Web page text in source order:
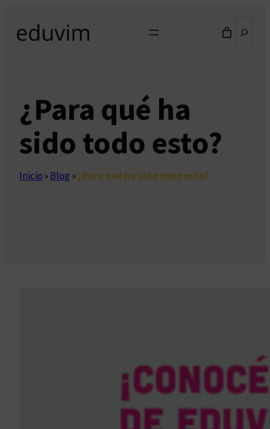
contenido
¿Para qué ha
sido todo esto?
Inicio» Blog »¿Para qué ha sido todo esto?